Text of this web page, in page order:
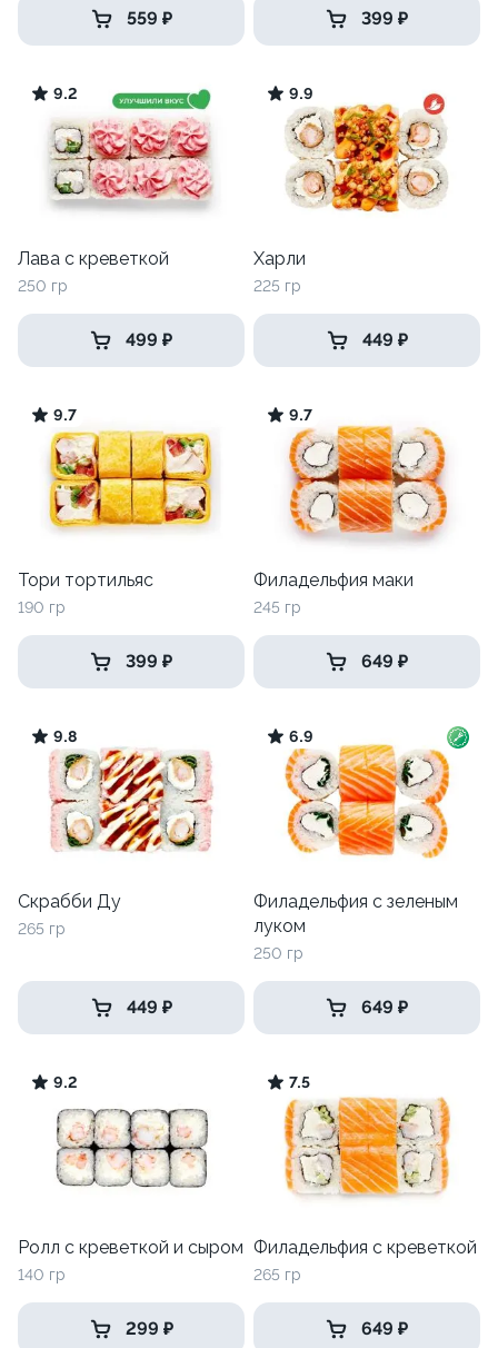
559 ₽ 399 ₽
9.2
Лава с креветкой
250 гр
499 ₽
9.9
Харли
225 гр
449 ₽
9.7
Тори тортильяс
190 гр
399 ₽
9.7
Филадельфия маки
245 гр
649 ₽
9.8
Скрабби Ду
265 гр
449 ₽
6.9
Филадельфия с зеленым
луком
250 гр
649 ₽
9.2
Ролл с креветкой и сыром
140 гр
299 ₽
7.5
Филадельфия с креветкой
265 гр
649 ₽